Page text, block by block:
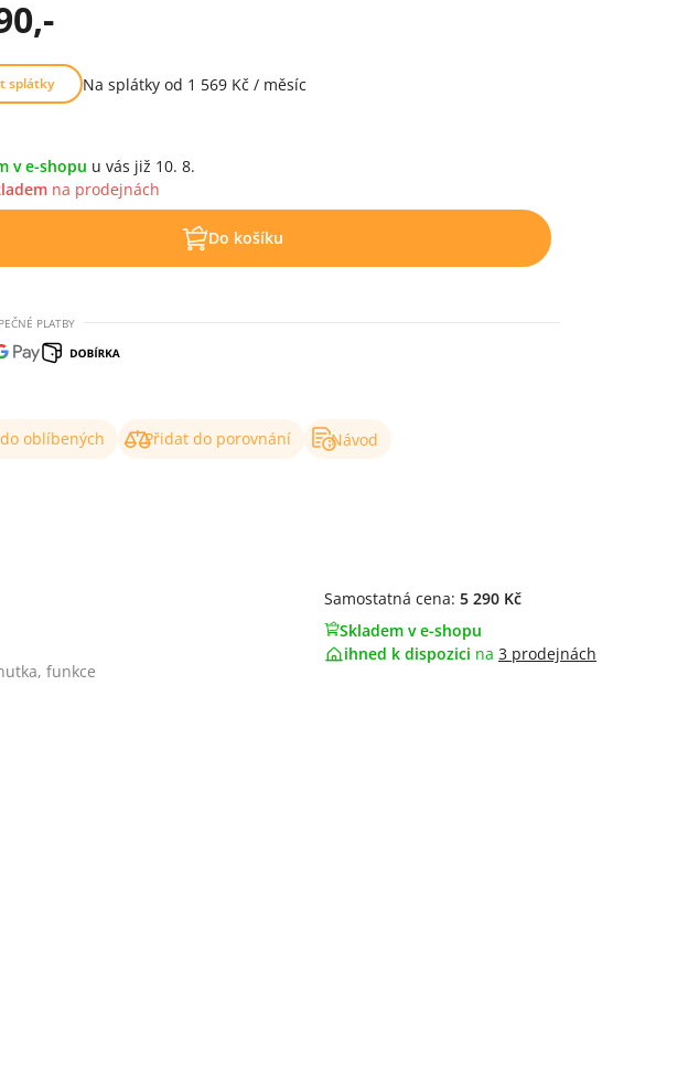
splátky Na splátky od 1 569 Kč / měsíc
v e-shopu u vás již 10. 8.
na prodejnách
Do košíku
PLATBY
oblíbených Přidat do porovnání Návod
funkce
Samostatná cena: 5 290 Kč
Skladem v e-shopu
ihned k dispozici na 3 prodejnách